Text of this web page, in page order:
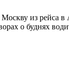
из рейса
о буднях